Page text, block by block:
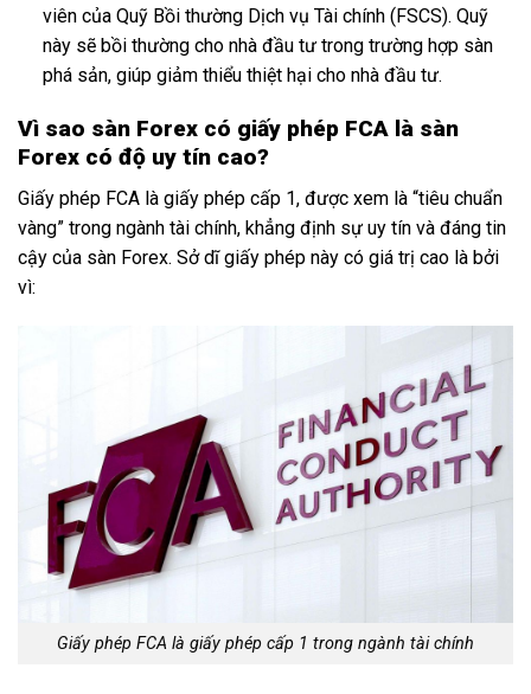
viên của Quỹ Bồi thường Dịch vụ Tài chính (FSCS). Quỹ
này sẽ bồi thường cho nhà đầu tư trong trường hợp sàn
phá sản, giúp giảm thiểu thiệt hại cho nhà đầu tư.
Vì sao sàn Forex có giấy phép FCA là sàn
Forex có độ uy tín cao?
Giấy phép FCA là giấy phép cấp 1, được xem là “tiêu chuẩn
vàng” trong ngành tài chính, khẳng định sự uy tín và đáng tin
cậy của sàn Forex. Sở dĩ giấy phép này có giá trị cao là bởi
vì:
Giấy phép FCA là giấy phép cấp 1 trong ngành tài chính